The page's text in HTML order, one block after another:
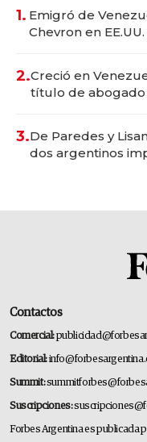
1. Emigró de
Chevron en
2.Creció en
título de
3.De Paredes y
dos argentinos
Contactos
Comercial:
Editorial:
Summit:
Suscripciones:
Forbes Argentina es publicada